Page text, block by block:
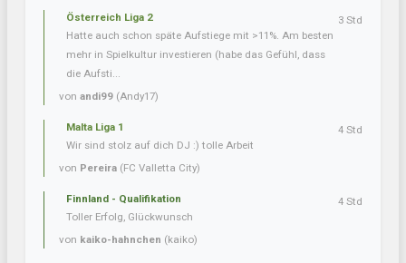
Österreich Liga 2
Hatte auch schon späte Aufstiege mit >11%. Am besten
mehr in Spielkultur investieren (habe das Gefühl, dass
die Aufsti...
von andi99 (Andy17)
3 Std
Malta Liga 1
Wir sind stolz auf dich DJ :) tolle Arbeit
von Pereira (FC Valletta City)
4 Std
Finnland - Qualifikation
Toller Erfolg, Glückwunsch
von kaiko-hahnchen (kaiko)
4 Std